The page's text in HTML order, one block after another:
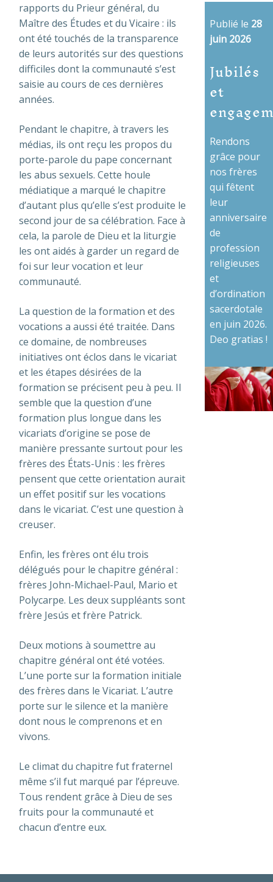
rapports du Prieur général, du
Maître des Études et du Vicaire : ils
ont été touchés de la transparence
de leurs autorités sur des questions
difficiles dont la communauté s’est
saisie au cours de ces dernières
années.
Pendant le chapitre, à travers les
médias, ils ont reçu les propos du
porte-parole du pape concernant
les abus sexuels. Cette houle
médiatique a marqué le chapitre
d’autant plus qu’elle s’est produite le
second jour de sa célébration. Face à
cela, la parole de Dieu et la liturgie
les ont aidés à garder un regard de
foi sur leur vocation et leur
communauté.
La question de la formation et des
vocations a aussi été traitée. Dans
ce domaine, de nombreuses
initiatives ont éclos dans le vicariat
et les étapes désirées de la
formation se précisent peu à peu. Il
semble que la question d’une
formation plus longue dans les
vicariats d’origine se pose de
manière pressante surtout pour les
frères des États-Unis : les frères
pensent que cette orientation aurait
un effet positif sur les vocations
dans le vicariat. C’est une question à
creuser.
Enfin, les frères ont élu trois
délégués pour le chapitre général :
frères John-Michael-Paul, Mario et
Polycarpe. Les deux suppléants sont
frère Jesús et frère Patrick.
Deux motions à soumettre au
chapitre général ont été votées.
L’une porte sur la formation initiale
des frères dans le Vicariat. L’autre
porte sur le silence et la manière
dont nous le comprenons et en
vivons.
Le climat du chapitre fut fraternel
même s’il fut marqué par l’épreuve.
Tous rendent grâce à Dieu de ses
fruits pour la communauté et
chacun d’entre eux.
Publié le 28
juin 2026
Jubilés
et
Rendons
grâce pour
nos frères
qui fêtent
leur
anniversaire
de
profession
religieuses
et
d’ordination
sacerdotale
en juin 2026.
Deo gratias !